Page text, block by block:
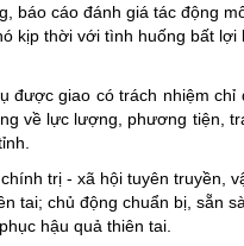
báo cáo đánh giá tác động
kịp thời với tình huống bất
giao có trách nhiệm
về lực lượng, phương tiện,
trị - xã hội tuyên truyền,
tai; chủ động chuẩn bị, sẵn
hậu quả thiên tai.